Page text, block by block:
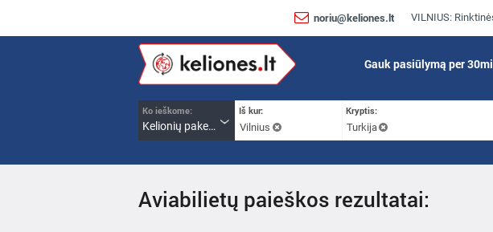
noriu@keliones.lt VILNIUS:
Gauk pasiūlymą per
Ko ieškome:
Kelionių paketai
Iš kur:
Vilnius
Kryptis:
Turkija
Aviabilietų paieškos rezultatai: